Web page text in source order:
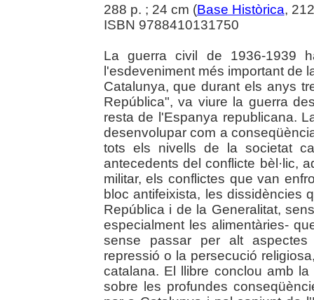
288 p. ; 24 cm (Base Històrica,
ISBN 9788410131750
La guerra civil de 1936-1939
l'esdeveniment més important de
Catalunya, que durant els anys
República", va viure la guerra
resta de l'Espanya republicana.
desenvolupar com a
tots els nivells de la societat
antecedents del conflicte bèl·lic,
militar, els conflictes que van
bloc antifeixista, les dissidències
República i de la Generalitat,
especialment les alimentàries-
sense passar per alt
repressió o la persecució
catalana. El llibre conclou amb
sobre les profundes